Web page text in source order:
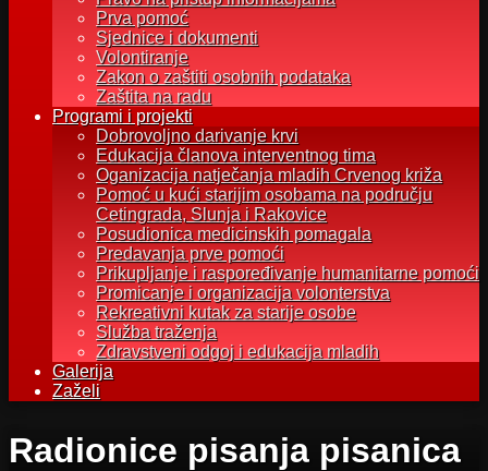
Prva pomoć
Sjednice i dokumenti
Volontiranje
Zakon o zaštiti osobnih podataka
Zaštita na radu
Programi i projekti
Dobrovoljno darivanje krvi
Edukacija članova interventnog tima
Oganizacija natječanja mladih Crvenog križa
Pomoć u kući starijim osobama na području
Cetingrada, Slunja i Rakovice
Posudionica medicinskih pomagala
Predavanja prve pomoći
Prikupljanje i raspoređivanje humanitarne pomoći
Promicanje i organizacija volonterstva
Rekreativni kutak za starije osobe
Služba traženja
Zdravstveni odgoj i edukacija mladih
Galerija
Zaželi
Radionice pisanja pisanica